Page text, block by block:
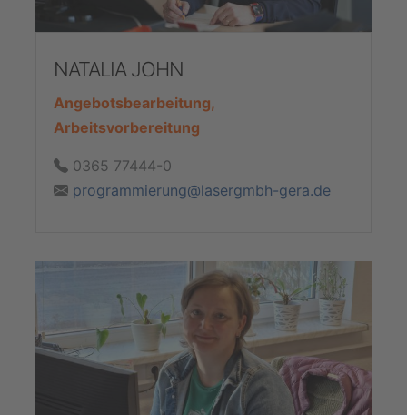
NATALIA JOHN
Angebotsbearbeitung,
Arbeitsvorbereitung
0365 77444-0
programmierung@lasergmbh-gera.de